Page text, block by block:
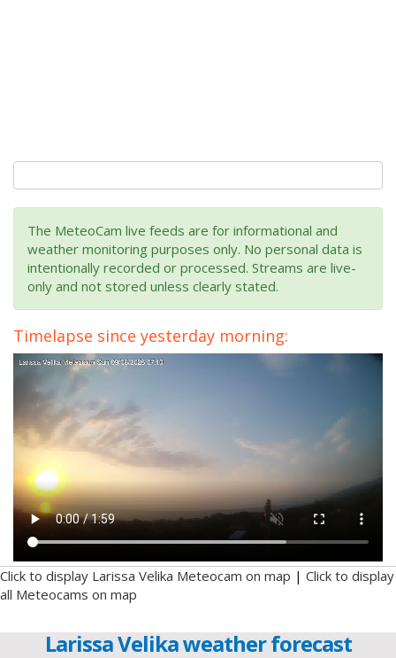
The MeteoCam live feeds are for informational and
weather monitoring purposes only. No personal data is
intentionally recorded or processed. Streams are live-
only and not stored unless clearly stated.
Timelapse since yesterday morning:
Click to display Larissa Velika Meteocam on map | Click to display
all Meteocams on map
Larissa Velika weather forecast